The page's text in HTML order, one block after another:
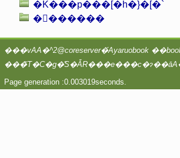
�K���p���[�h�}�[�`
��ࣕ�����
Page generation :0.003019seconds.